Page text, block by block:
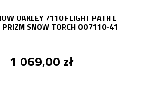
OAKLEY 7110 FLIGHT PATH L
PRIZM SNOW TORCH OO7110-41
1 069,00 zł